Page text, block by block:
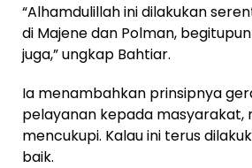
“Alhamdulillah ini dilakukan
di Majene dan Polman,
juga,” ungkap Bahtiar.
Ia menambahkan prinsipnya
pelayanan kepada masyarakat,
mencukupi. Kalau ini terus
baik.